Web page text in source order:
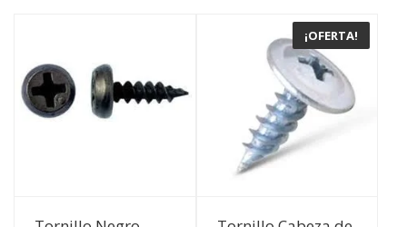
Ver Detalles
¡OFERTA!
Ver Detalles